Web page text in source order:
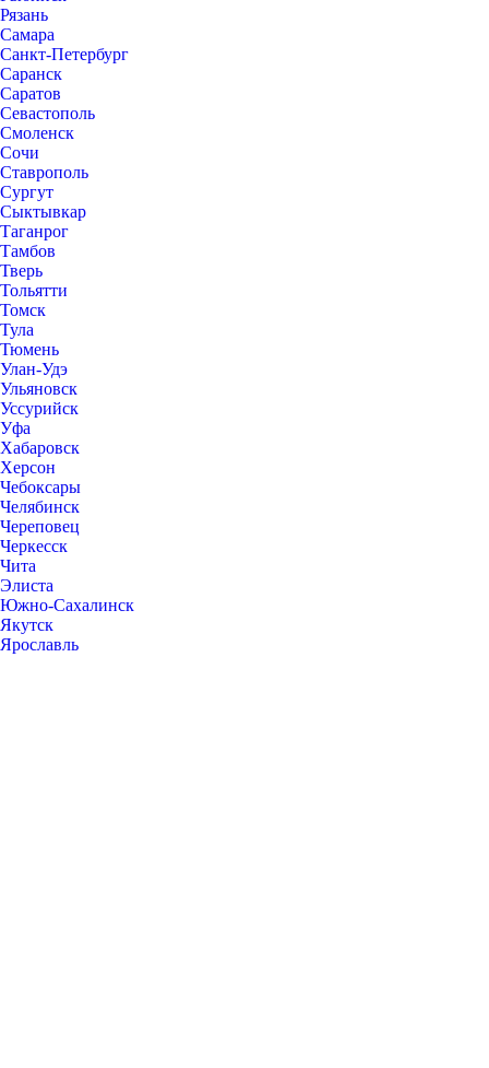
Рязань
Самара
Санкт-Петербург
Саранск
Саратов
Севастополь
Смоленск
Сочи
Ставрополь
Сургут
Сыктывкар
Таганрог
Тамбов
Тверь
Тольятти
Томск
Тула
Тюмень
Улан-Удэ
Ульяновск
Уссурийск
Уфа
Хабаровск
Херсон
Чебоксары
Челябинск
Череповец
Черкесск
Чита
Элиста
Южно-Сахалинск
Якутск
Ярославль